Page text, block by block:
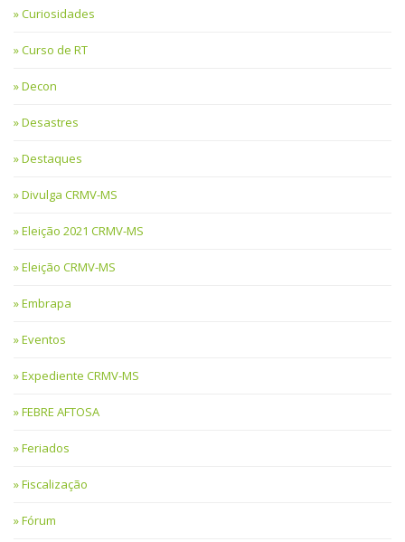
Curiosidades
Curso de RT
Decon
Desastres
Destaques
Divulga CRMV-MS
Eleição 2021 CRMV-MS
Eleição CRMV-MS
Embrapa
Eventos
Expediente CRMV-MS
FEBRE AFTOSA
Feriados
Fiscalização
Fórum